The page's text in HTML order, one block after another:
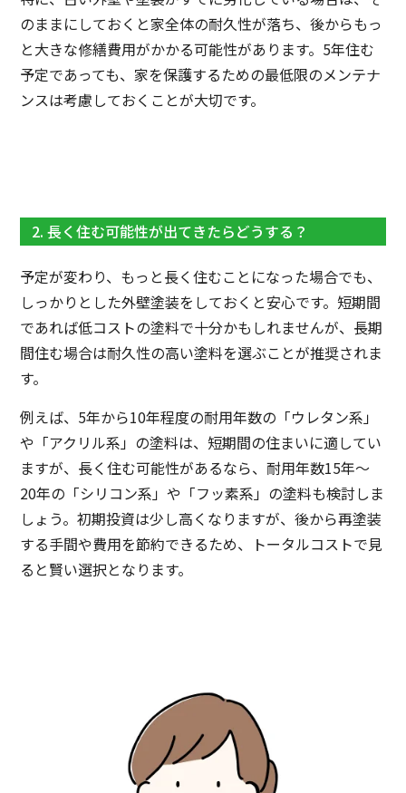
のままにしておくと家全体の耐久性が落ち、後からもっ
と大きな修繕費用がかかる可能性があります。5年住む
予定であっても、家を保護するための最低限のメンテナ
ンスは考慮しておくことが大切です。
2. 長く住む可能性が出てきたらどうする？
予定が変わり、もっと長く住むことになった場合でも、
しっかりとした外壁塗装をしておくと安心です。短期間
であれば低コストの塗料で十分かもしれませんが、長期
間住む場合は耐久性の高い塗料を選ぶことが推奨されま
す。
例えば、5年から10年程度の耐用年数の「ウレタン系」
や「アクリル系」の塗料は、短期間の住まいに適してい
ますが、長く住む可能性があるなら、耐用年数15年〜
20年の「シリコン系」や「フッ素系」の塗料も検討しま
しょう。初期投資は少し高くなりますが、後から再塗装
する手間や費用を節約できるため、トータルコストで見
ると賢い選択となります。